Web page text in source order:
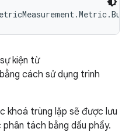
kiện từ
bằng cách sử dụng trình
khoá trùng lặp sẽ được lưu
tách bằng dấu phẩy.